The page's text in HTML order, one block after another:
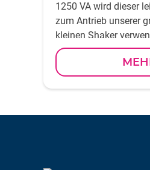
1250 VA wird dieser
zum Antrieb unserer
kleinen Shaker